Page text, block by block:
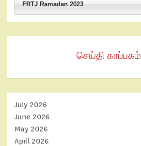
FRTJ Ramadan 2023
செய்தி காப்பகம்
July 2026
June 2026
May 2026
April 2026